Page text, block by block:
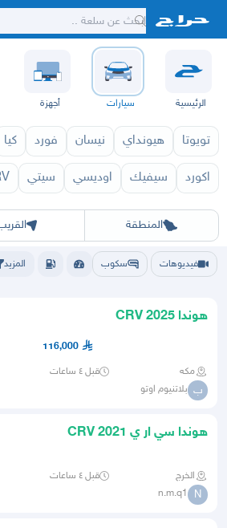
الرئيسية سيارات أجهزة
تويوتا هيونداي نيسان فورد كيا
اكورد سيفيك اوديسي سيتي
المنطقة
الرياض الشرقيه المدينة الطايف
فيديوهات سكوب المزيد
هوندا 2025 CRV
116,000
مكه قبل ٤ ساعات
ب بلاتنيوم اوتو
هوندا سي ار ي 2021 CRV
الخرج قبل ٤ ساعات
N
n.m.q1